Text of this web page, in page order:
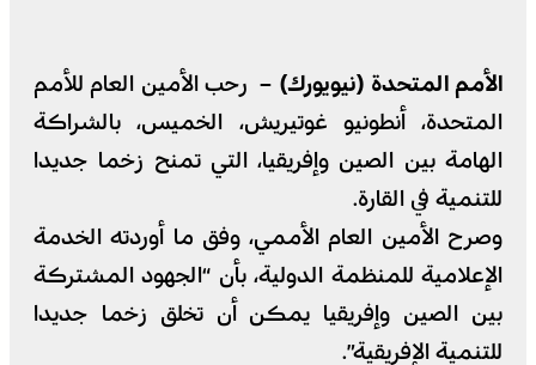
الأمم المتحدة (نيويورك) – رحب الأمين العام للأمم
المتحدة، أنطونيو غوتيريش، الخميس، بالشراكة
الهامة بين الصين وإفريقيا، التي تمنح زخما جديدا
للتنمية في القارة.
وصرح الأمين العام الأممي، وفق ما أوردته الخدمة
الإعلامية للمنظمة الدولية، بأن “الجهود المشتركة
بين الصين وإفريقيا يمكن أن تخلق زخما جديدا
للتنمية الإفريقية”.